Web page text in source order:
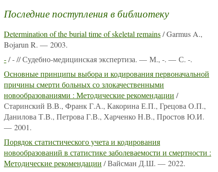
Последние поступления в библиотеку
Determination of the burial time of skeletal remains/ Garmus A.,
Bojarun R. — 2003.
-/ - // Судебно-медицинская экспертиза. — М., -. — С. -.
Основные принципы выбора и кодирования первоначальной
причины смерти больных со злокачественными
новообразованиями : Методические рекомендации /
Старинский В.В., Франк Г.А., Какорина Е.П., Грецова О.П.,
Данилова Т.В., Петрова Г.В., Харченко Н.В., Простов Ю.И.
— 2001.
Порядок статистического учета и кодирования
новообразований в статистике заболеваемости и смертности :
Методические рекомендации / Вайсман Д.Ш. — 2022.